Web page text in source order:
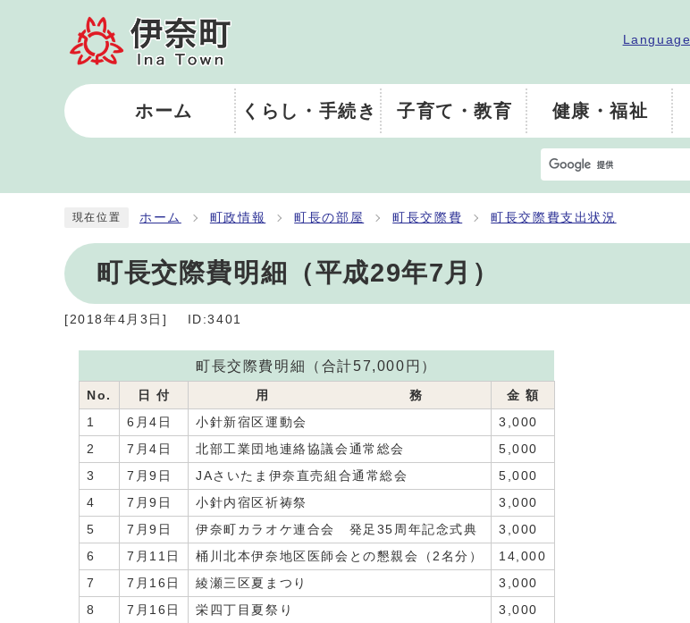
Language
ホーム くらし・手続き 子育て・教育 健康・福祉
現在位置 ホーム 町政情報 町長の部屋 町長交際費 町長交際費支出状況
町長交際費明細（平成29年7月）
[2018年4月3日] ID:3401
町長交際費明細（合計57,000円）
No. 日 付 用 務
金 額
1
6月4日 小針新宿区運動会
3,000
2
7月4日 北部工業団地連絡協議会通常総会
5,000
3
7月9日 JAさいたま伊奈直売組合通常総会
5,000
4
7月9日 小針内宿区祈祷祭
3,000
5
7月9日 伊奈町カラオケ連合会 発足35周年記念式典
3,000
6
7月11日 桶川北本伊奈地区医師会との懇親会（2名分）
14,000
7
7月16日 綾瀬三区夏まつり
3,000
8
7月16日 栄四丁目夏祭り
3,000